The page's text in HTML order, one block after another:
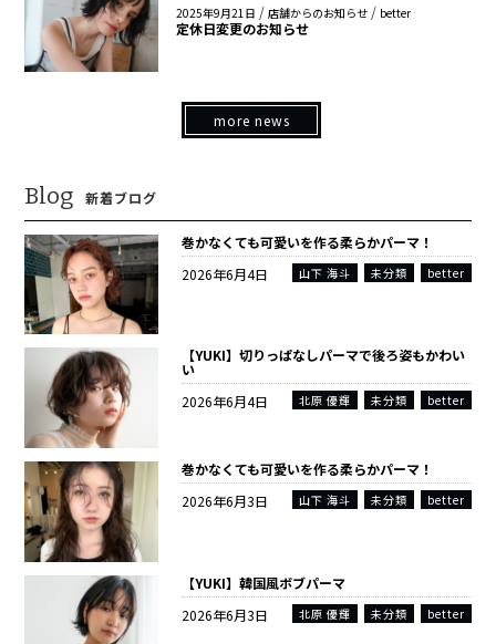
more news
2025年9月21日 /店舗からのお知らせ / better
定休日変更のお知らせ
Blog 新着ブログ
巻かなくても可愛いを作る柔らかパーマ！
2026年6月4日
better
未分類
山下 海斗
【YUKI】切りっぱなしパーマで後ろ姿もかわい
い
2026年6月4日
better
未分類
北原 優輝
巻かなくても可愛いを作る柔らかパーマ！
2026年6月3日
better
未分類
山下 海斗
【YUKI】韓国風ボブパーマ
2026年6月3日
better
未分類
北原 優輝